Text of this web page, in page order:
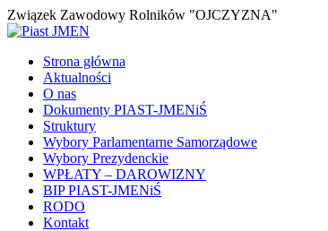
Związek Zawodowy Rolników "OJCZYZNA"
Strona główna
Aktualności
O nas
Dokumenty PIAST-JMENiŚ
Struktury
Wybory Parlamentarne Samorządowe
Wybory Prezydenckie
WPŁATY – DAROWIZNY
BIP PIAST-JMENiŚ
RODO
Kontakt